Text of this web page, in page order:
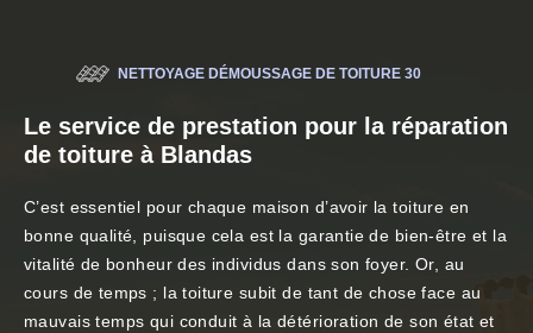
NETTOYAGE DÉMOUSSAGE DE TOITURE 30
Le service de prestation pour la réparation
de toiture à Blandas
C’est essentiel pour chaque maison d’avoir la toiture en
bonne qualité, puisque cela est la garantie de bien-être et la
vitalité de bonheur des individus dans son foyer. Or, au
cours de temps ; la toiture subit de tant de chose face au
mauvais temps qui conduit à la détérioration de son état et